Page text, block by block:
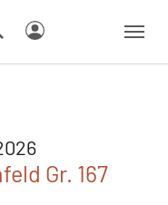
Gr. 167